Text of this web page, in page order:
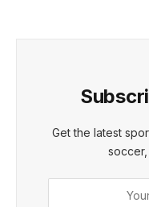
Get the latest